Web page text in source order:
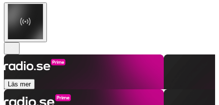
Läs mer